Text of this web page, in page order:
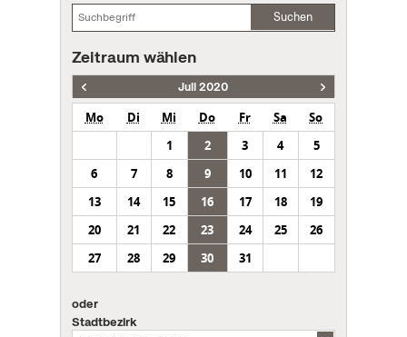
Suchen
Zeitraum wählen
Juli 2020
Mo Di Mi Do Fr Sa
So
1
2 3 4
5
6
7 8 9 10 11
12
13
14 15 16 17 18
19
20
21 22 23 24 25
26
27
28 29 30 31
oder
Stadtbezirk